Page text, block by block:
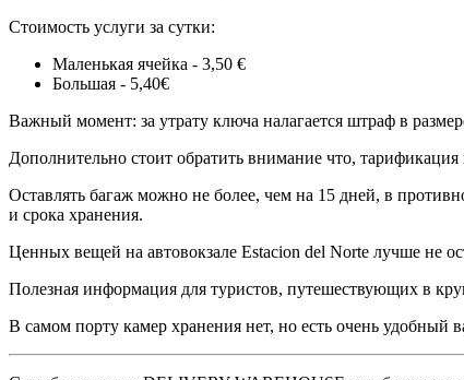
Стоимость услуги за сутки:
Маленькая ячейка - 3,50 €
Большая - 5,40€
Важный момент: за утрату ключа налагается штраф в
Дополнительно стоит обратить внимание что,
Оставлять багаж можно не более, чем на 15 дней, в
и срока хранения.
Ценных вещей на автовокзале Estacion del Norte лучше не
Полезная информация для туристов, путешествующих в
В самом порту камер хранения нет, но есть очень удобный